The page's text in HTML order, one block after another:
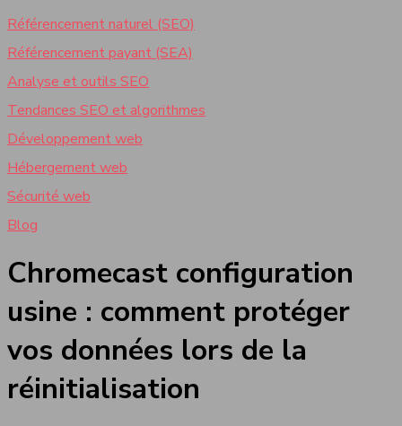
Référencement naturel (SEO)
Référencement payant (SEA)
Analyse et outils SEO
Tendances SEO et algorithmes
Développement web
Hébergement web
Sécurité web
Blog
Chromecast configuration
usine : comment protéger
vos données lors de la
réinitialisation